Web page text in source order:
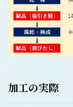
加工の実際